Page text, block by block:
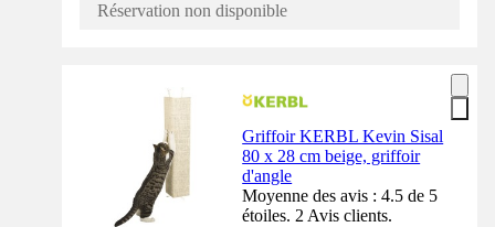
Réservation non disponible
Griffoir KERBL Kevin Sisal
80 x 28 cm beige, griffoir
d'angle
Moyenne des avis : 4.5 de 5
étoiles. 2 Avis clients.